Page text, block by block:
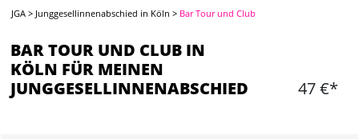
JGA > Junggesellinnenabschied in Köln > Bar Tour und Club
BAR TOUR UND CLUB IN
KÖLN FÜR MEINEN
JUNGGESELLINNENABSCHIED
47 €*